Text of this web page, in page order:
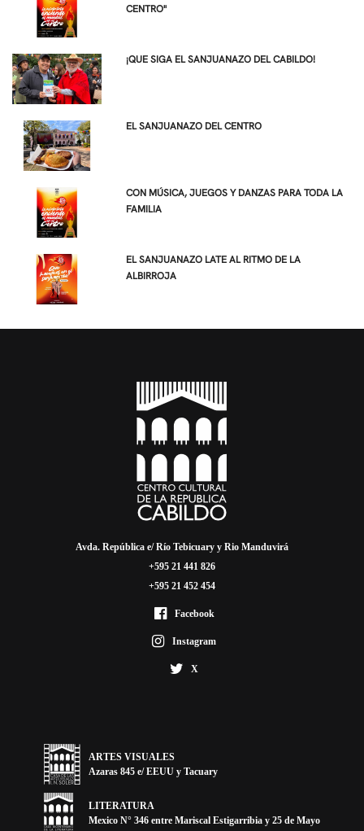
CENTRO"
¡QUE SIGA EL SANJUANAZO DEL CABILDO!
EL SANJUANAZO DEL CENTRO
CON MÚSICA, JUEGOS Y DANZAS PARA TODA LA
FAMILIA
EL SANJUANAZO LATE AL RITMO DE LA
ALBIRROJA
Avda. República e/ Río Tebicuary y Rio Manduvirá
+595 21 441 826
+595 21 452 454
Facebook
Instagram
X
ARTES VISUALES
Azaras 845 e/ EEUU y Tacuary
LITERATURA
Mexico N° 346 entre Mariscal Estigarribia y 25 de Mayo